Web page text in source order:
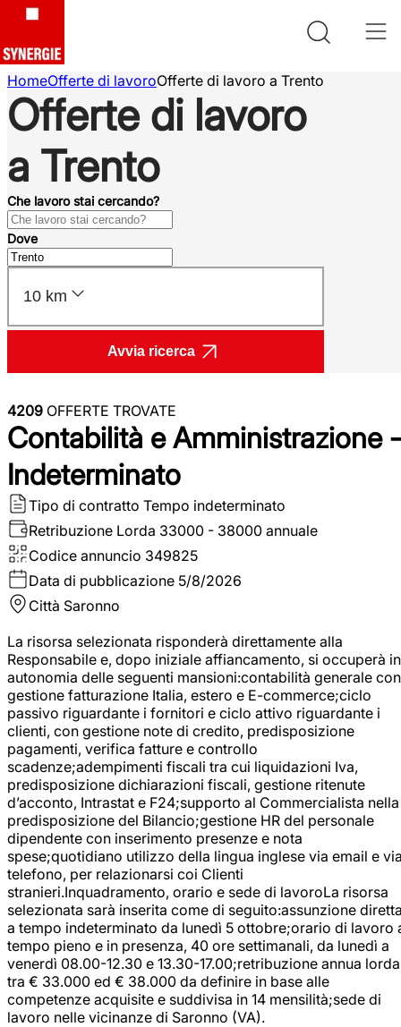
HomeOfferte di lavoroOfferte di lavoro a Trento
Offerte di lavoro
a Trento
Che lavoro stai cercando?
Dove
10 km
Avvia ricerca
4209 OFFERTE TROVATE
Contabilità e Amministrazione -
Indeterminato
Tipo di contratto Tempo indeterminato
Retribuzione Lorda 33000 - 38000 annuale
Codice annuncio 349825
Data di pubblicazione 5/8/2026
Città Saronno
La risorsa selezionata risponderà direttamente alla
Responsabile e, dopo iniziale affiancamento, si occuperà in
autonomia delle seguenti mansioni:contabilità generale con
gestione fatturazione Italia, estero e E-commerce;ciclo
passivo riguardante i fornitori e ciclo attivo riguardante i
clienti, con gestione note di credito, predisposizione
pagamenti, verifica fatture e controllo
scadenze;adempimenti fiscali tra cui liquidazioni Iva,
predisposizione dichiarazioni fiscali, gestione ritenute
d’acconto, Intrastat e F24;supporto al Commercialista nella
predisposizione del Bilancio;gestione HR del personale
dipendente con inserimento presenze e nota
spese;quotidiano utilizzo della lingua inglese via email e
telefono, per relazionarsi coi Clienti
stranieri.Inquadramento, orario e sede di lavoroLa risorsa
selezionata sarà inserita come di seguito:assunzione
a tempo indeterminato da lunedì 5 ottobre;orario di lavoro
tempo pieno e in presenza, 40 ore settimanali, da lunedì a
venerdì 08.00-12.30 e 13.30-17.00;retribuzione annua lorda
tra € 33.000 ed € 38.000 da definire in base alle
competenze acquisite e suddivisa in 14 mensilità;sede di
lavoro nelle vicinanze di Saronno (VA).